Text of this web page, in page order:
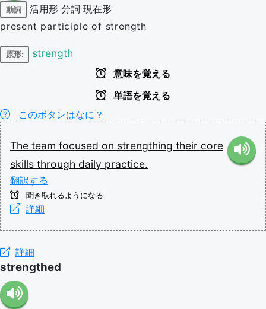
動詞 活用形 分詞 現在形
present participle of strength
原形: strength
意味を覚える
単語を覚える
このボタンはなに？
The team focused on strengthing their core
skills through daily practice.
翻訳する
聞き取れるようになる
詳細
詳細
strengthed